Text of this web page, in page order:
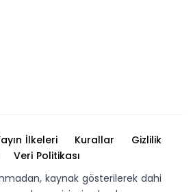
İlkeleri Kurallar
Gizlilik
Veri Politikası
kaynak gösterilerek dahi